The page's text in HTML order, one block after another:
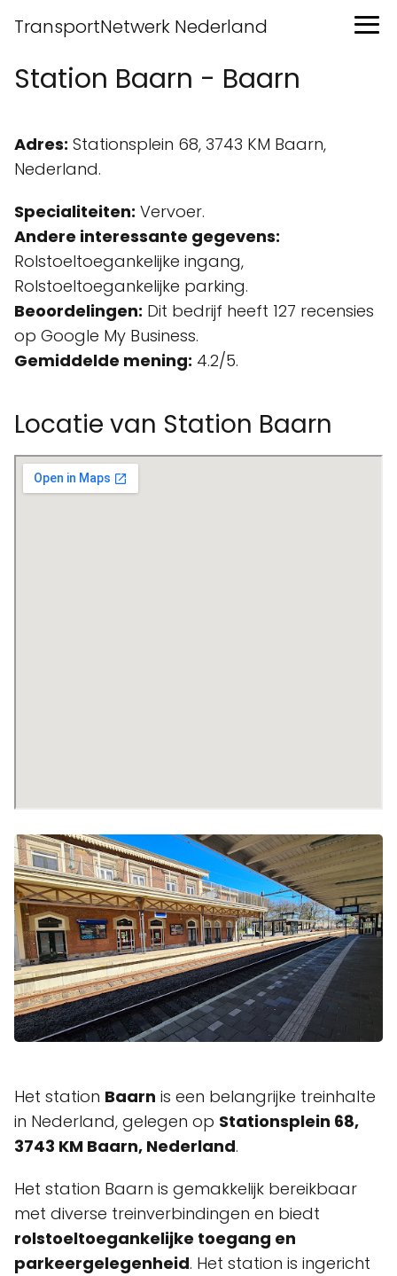
TransportNetwerk Nederland
Station Baarn - Baarn
Adres: Stationsplein 68, 3743 KM Baarn,
Nederland.
Specialiteiten: Vervoer.
Andere interessante gegevens:
Rolstoeltoegankelijke ingang,
Rolstoeltoegankelijke parking.
Beoordelingen: Dit bedrijf heeft 127 recensies
op Google My Business.
Gemiddelde mening: 4.2/5.
Locatie van Station Baarn
Het station Baarn is een belangrijke treinhalte
in Nederland, gelegen op Stationsplein 68,
3743 KM Baarn, Nederland.
Het station Baarn is gemakkelijk bereikbaar
met diverse treinverbindingen en biedt
rolstoeltoegankelijke toegang en
parkeergelegenheid. Het station is ingericht